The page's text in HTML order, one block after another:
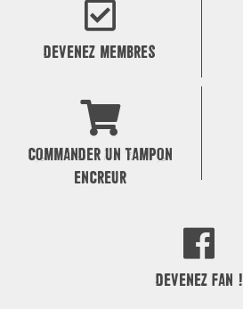
DEVENEZ MEMBRES
COMMANDER UN TAMPON
ENCREUR
DEVENEZ FAN !